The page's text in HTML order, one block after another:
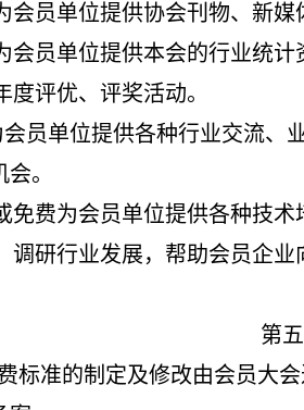
会员单位提供协会刊物、新
会员单位提供本会的行业统
度评优、评奖活动。
员单位提供各种行业交流、
。
免费为会员单位提供各种技
调研行业发展，帮助会员企
第
标准的制定及修改由会员大